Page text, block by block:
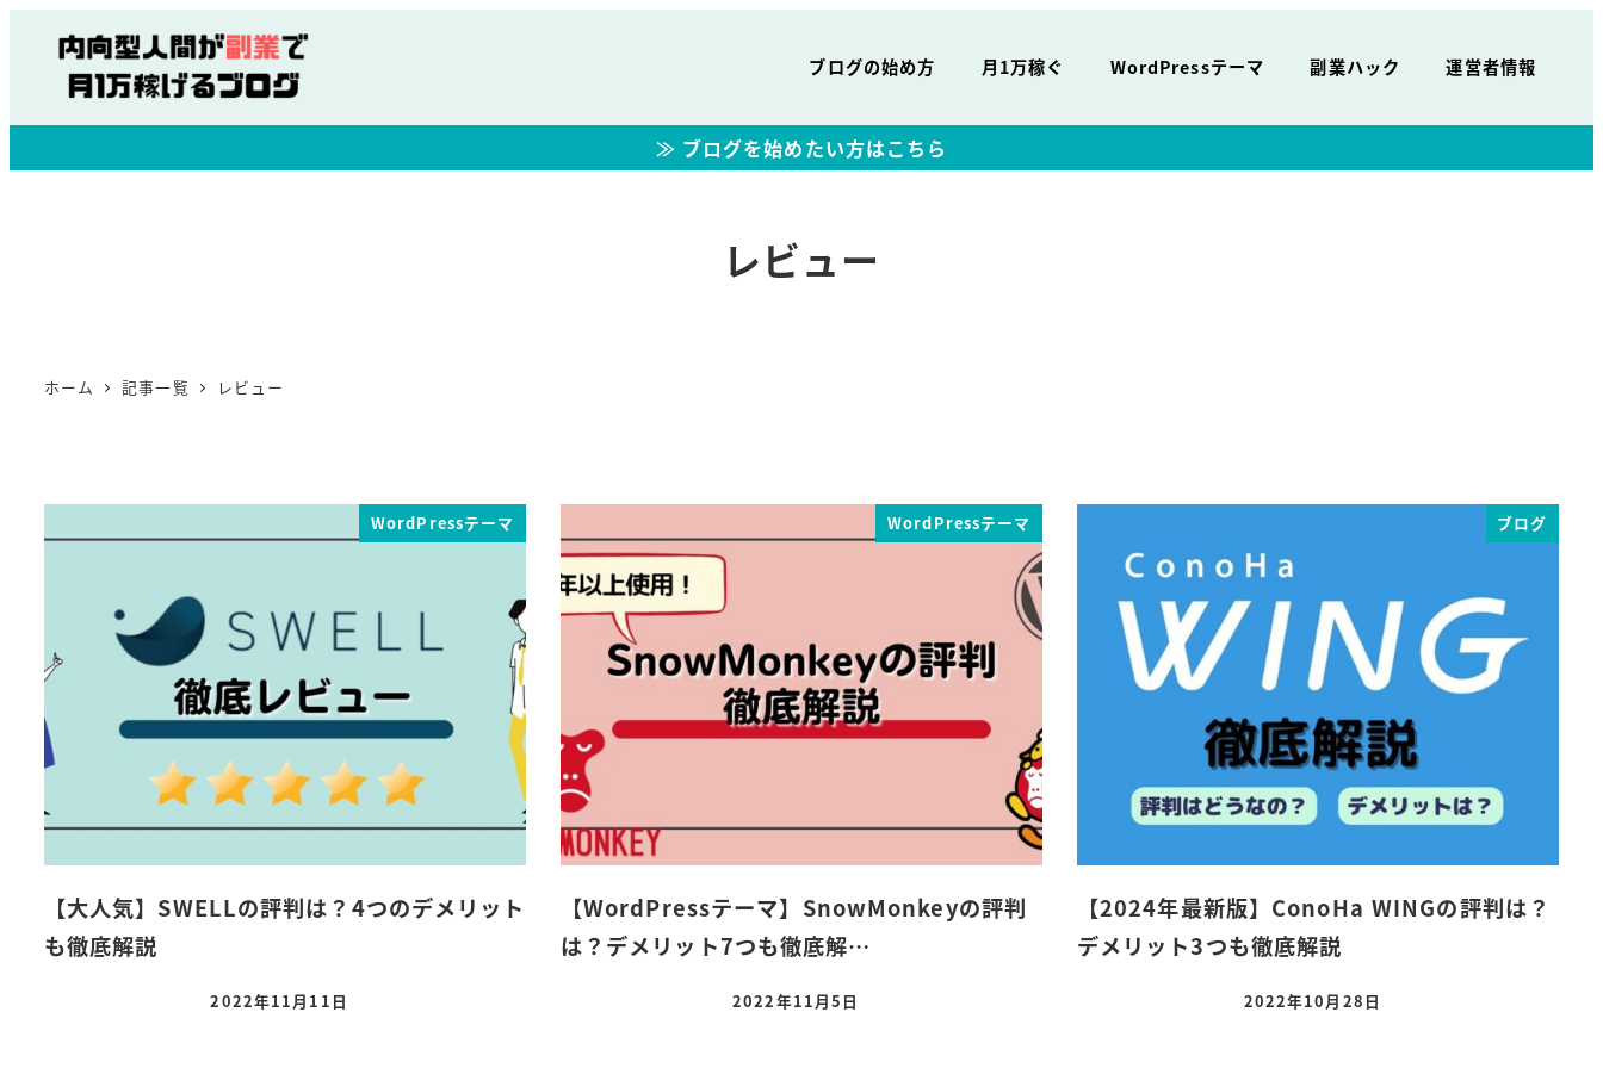
ブログの始め方 月1万稼ぐ WordPressテーマ 副業ハック 運営者情報
≫ ブログを始めたい方はこちら
レビュー
ホーム 記事一覧 レビュー
WordPressテーマ
【大人気】SWELLの評判は？4つのデメリット
も徹底解説
2022年11月11日
WordPressテーマ
【WordPressテーマ】SnowMonkeyの評判
は？デメリット7つも徹底解…
2022年11月5日
ブログ
【2024年最新版】ConoHa WINGの評判は？
デメリット3つも徹底解説
2022年10月28日